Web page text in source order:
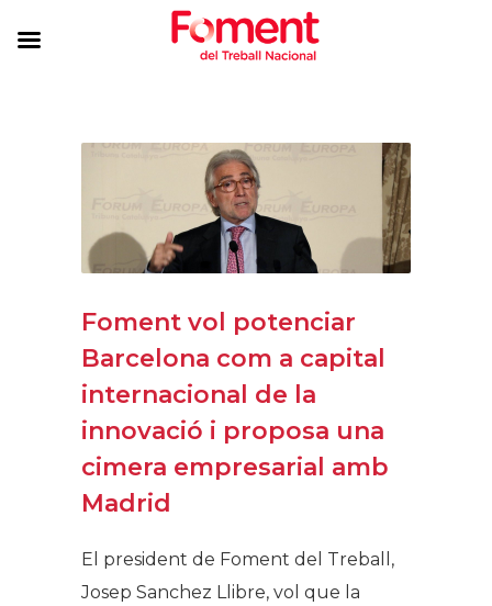
Foment vol potenciar
Barcelona com a capital
internacional de la
innovació i proposa una
cimera empresarial amb
Madrid
El president de Foment del Treball,
Josep Sanchez Llibre, vol que la